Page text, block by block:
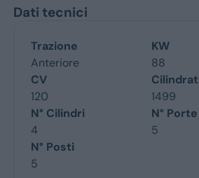
Dati tecnici
Trazione
Anteriore
KW
88
CV
120
1499
N° Cilindri
4
N° Porte
5
N° Posti
5